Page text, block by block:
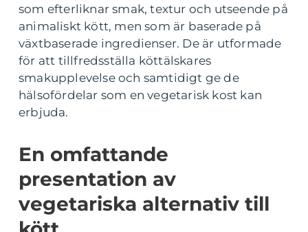
som efterliknar smak, textur och utseende på
animaliskt kött, men som är baserade på
växtbaserade ingredienser. De är utformade
för att tillfredsställa köttälskares
smakupplevelse och samtidigt ge de
hälsofördelar som en vegetarisk kost kan
erbjuda.
En omfattande
presentation av
vegetariska alternativ till